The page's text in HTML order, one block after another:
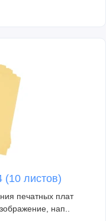
(10 листов)
печатных плат
нап..